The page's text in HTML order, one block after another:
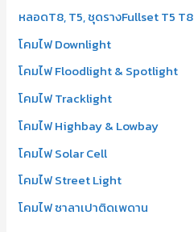
หลอดT8, T5, ชุดรางFullset T5 T8
โคมไฟ Downlight
โคมไฟ Floodlight & Spotlight
โคมไฟ Tracklight
โคมไฟ Highbay & Lowbay
โคมไฟ Solar Cell
โคมไฟ Street Light
โคมไฟ ซาลาเปาติดเพดาน